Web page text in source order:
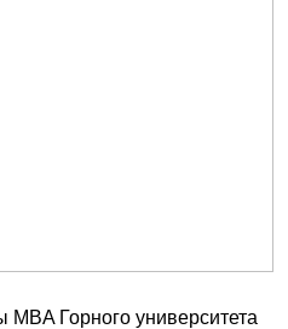
Горного университета